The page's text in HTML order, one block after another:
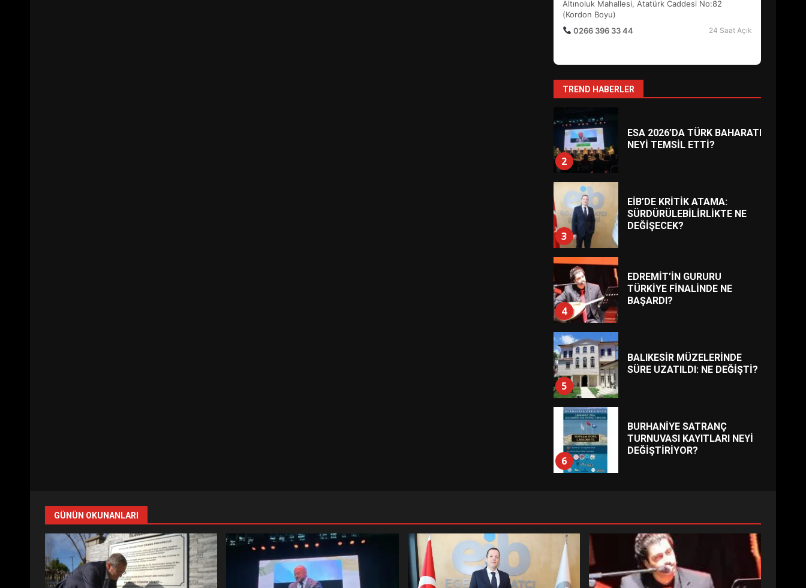
Altınoluk Mahallesi, Atatürk Caddesi No:82
(Kordon Boyu)
0266 396 33 44
24 Saat Açık
TREND HABERLER
7
1
HAREKETE GEÇİYOR: GÖZLER
2
ESA 2026’DA TÜRK BAHARATI
NEYİ TEMSİL ETTİ?
3
EİB’DE KRİTİK ATAMA:
SÜRDÜRÜLEBİLİRLİKTE NE
DEĞİŞECEK?
4
EDREMİT’İN GURURU
TÜRKİYE FİNALİNDE NE
BAŞARDI?
5
BALIKESİR MÜZELERİNDE
SÜRE UZATILDI: NE DEĞİŞTİ?
6
BURHANİYE SATRANÇ
TURNUVASI KAYITLARI NEYİ
DEĞİŞTİRİYOR?
7
YÖNETİM NASIL ŞEKİLLENDİ?
AYVALIK SU MİRASI İÇİN
GÜNÜN OKUNANLARI